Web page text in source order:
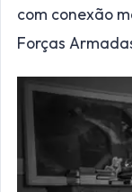
com conexão
Forças